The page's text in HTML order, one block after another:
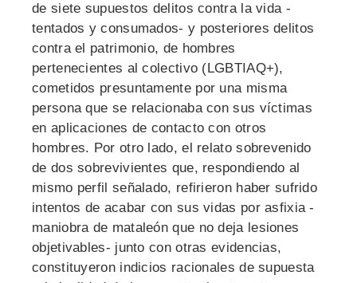
de siete supuestos delitos contra la vida -
tentados y consumados- y posteriores delitos
contra el patrimonio, de hombres
pertenecientes al colectivo (LGBTIAQ+),
cometidos presuntamente por una misma
persona que se relacionaba con sus víctimas
en aplicaciones de contacto con otros
hombres. Por otro lado, el relato sobrevenido
de dos sobrevivientes que, respondiendo al
mismo perfil señalado, refirieron haber sufrido
intentos de acabar con sus vidas por asfixia -
maniobra de mataleón que no deja lesiones
objetivables- junto con otras evidencias,
constituyeron indicios racionales de supuesta